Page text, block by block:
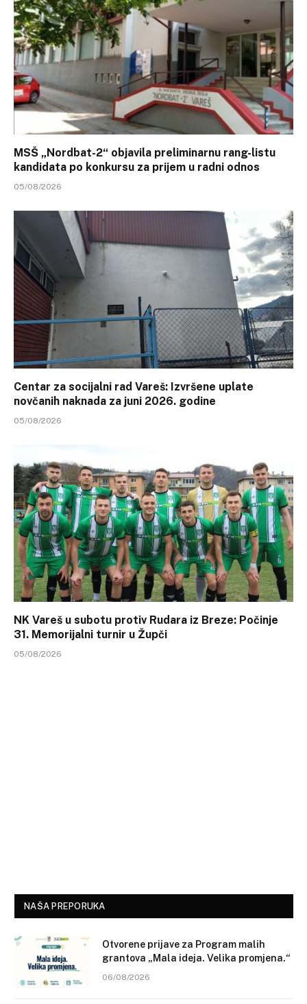
MSŠ „Nordbat-2“ objavila preliminarnu rang-listu
kandidata po konkursu za prijem u radni odnos
05/08/2026
Centar za socijalni rad Vareš: Izvršene uplate
novčanih naknada za juni 2026. godine
05/08/2026
NK Vareš u subotu protiv Rudara iz Breze: Počinje
31. Memorijalni turnir u Župči
05/08/2026
NAŠA PREPORUKA
Otvorene prijave za Program malih
grantova „Mala ideja. Velika promjena.“
06/08/2026